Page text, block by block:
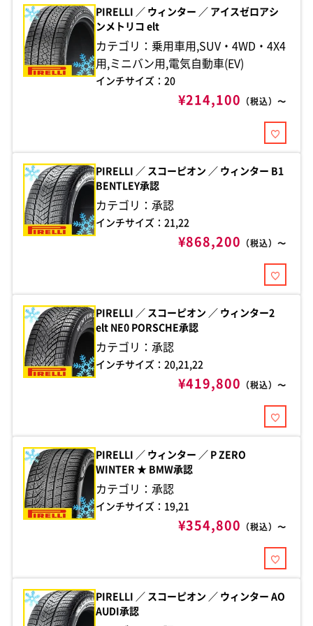
PIRELLI ／ ウィンター ／ アイスゼロアシ
ンメトリコ elt
カテゴリ：乗用車用,SUV・4WD・4X4
用,ミニバン用,電気自動車(EV)
インチサイズ：20
¥214,100 （税込）〜
PIRELLI ／ スコーピオン ／ ウィンター B1
BENTLEY承認
カテゴリ：承認
インチサイズ：21,22
¥868,200 （税込）〜
PIRELLI ／ スコーピオン ／ ウィンター2
elt NE0 PORSCHE承認
カテゴリ：承認
インチサイズ：20,21,22
¥419,800 （税込）〜
PIRELLI ／ ウィンター ／ P ZERO
WINTER ★ BMW承認
カテゴリ：承認
インチサイズ：19,21
¥354,800 （税込）〜
PIRELLI ／ スコーピオン ／ ウィンター AO
AUDI承認